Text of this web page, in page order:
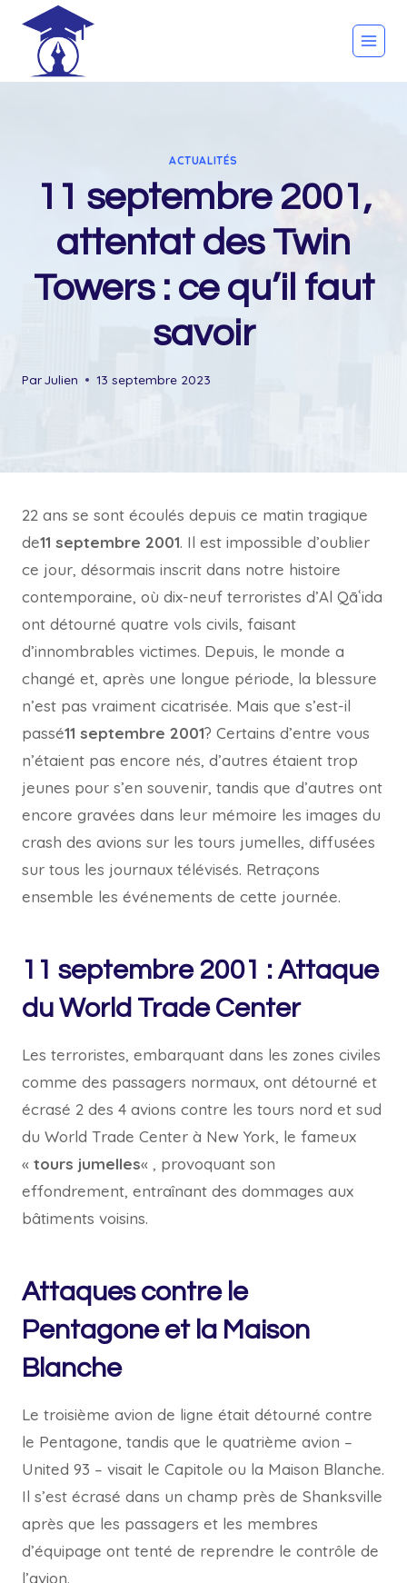
content
ACTUALITÉS
11 septembre 2001,
attentat des Twin
Towers : ce qu’il faut
savoir
ParJulien 13 septembre 2023
22 ans se sont écoulés depuis ce matin tragique
de11 septembre 2001. Il est impossible d’oublier
ce jour, désormais inscrit dans notre histoire
contemporaine, où dix-neuf terroristes d’Al Qāʿida
ont détourné quatre vols civils, faisant
d’innombrables victimes. Depuis, le monde a
changé et, après une longue période, la blessure
n’est pas vraiment cicatrisée. Mais que s’est-il
passé11 septembre 2001? Certains d’entre vous
n’étaient pas encore nés, d’autres étaient trop
jeunes pour s’en souvenir, tandis que d’autres ont
encore gravées dans leur mémoire les images du
crash des avions sur les tours jumelles, diffusées
sur tous les journaux télévisés. Retraçons
ensemble les événements de cette journée.
11 septembre 2001 : Attaque
du World Trade Center
Les terroristes, embarquant dans les zones civiles
comme des passagers normaux, ont détourné et
écrasé 2 des 4 avions contre les tours nord et sud
du World Trade Center à New York, le fameux
« tours jumelles« , provoquant son
effondrement, entraînant des dommages aux
bâtiments voisins.
Attaques contre le
Pentagone et la Maison
Blanche
Le troisième avion de ligne était détourné contre
le Pentagone, tandis que le quatrième avion –
United 93 – visait le Capitole ou la Maison Blanche.
Il s’est écrasé dans un champ près de Shanksville
après que les passagers et les membres
d’équipage ont tenté de reprendre le contrôle de
l’avion.